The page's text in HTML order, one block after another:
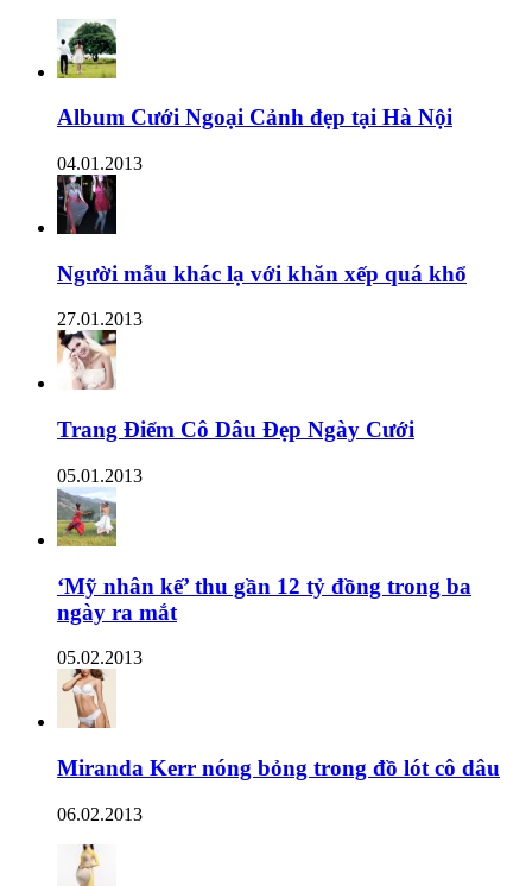
Album Cưới Ngoại Cảnh đẹp tại Hà Nội
04.01.2013
Người mẫu khác lạ với khăn xếp quá khổ
27.01.2013
Trang Điểm Cô Dâu Đẹp Ngày Cưới
05.01.2013
‘Mỹ nhân kế’ thu gần 12 tỷ đồng trong ba
ngày ra mắt
05.02.2013
Miranda Kerr nóng bỏng trong đồ lót cô dâu
06.02.2013